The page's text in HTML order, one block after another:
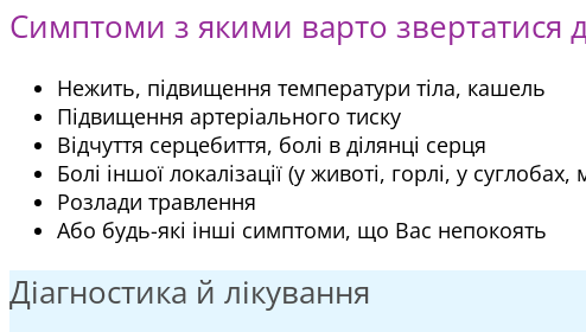
Симптоми з якими варто звертатися
Нежить, підвищення температури тіла, кашель
Підвищення артеріального тиску
Відчуття серцебиття, болі в ділянці серця
Болі іншої локалізації (у животі, горлі, у
Розлади травлення
Або будь-які інші симптоми, що Вас непокоять
Діагностика й лікування